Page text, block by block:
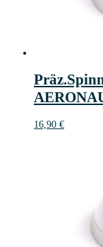
16,90 €